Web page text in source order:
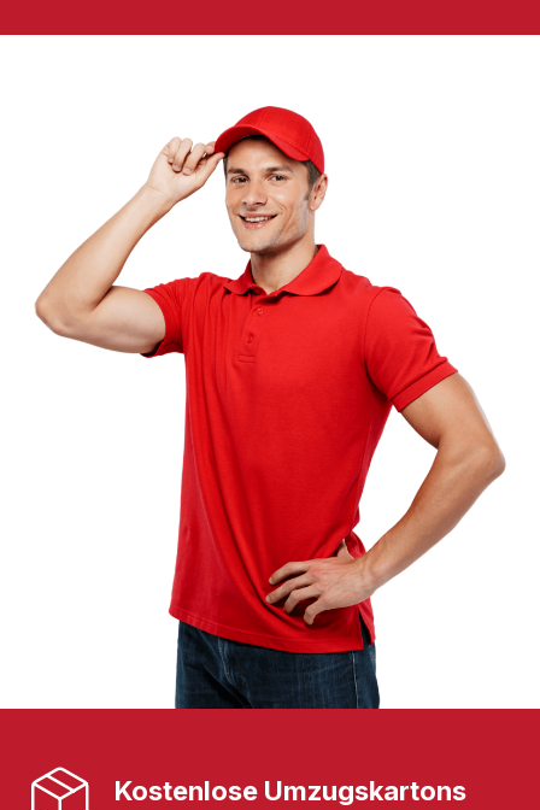
Kostenlose Umzugskartons